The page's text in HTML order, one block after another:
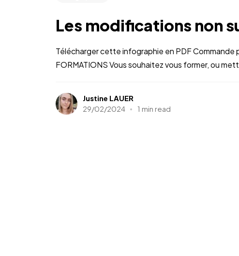
Les modifications non
Télécharger cette infographie en PDF Commande
FORMATIONS Vous souhaitez vous former, ou
Justine LAUER
29/02/2024
1 min read